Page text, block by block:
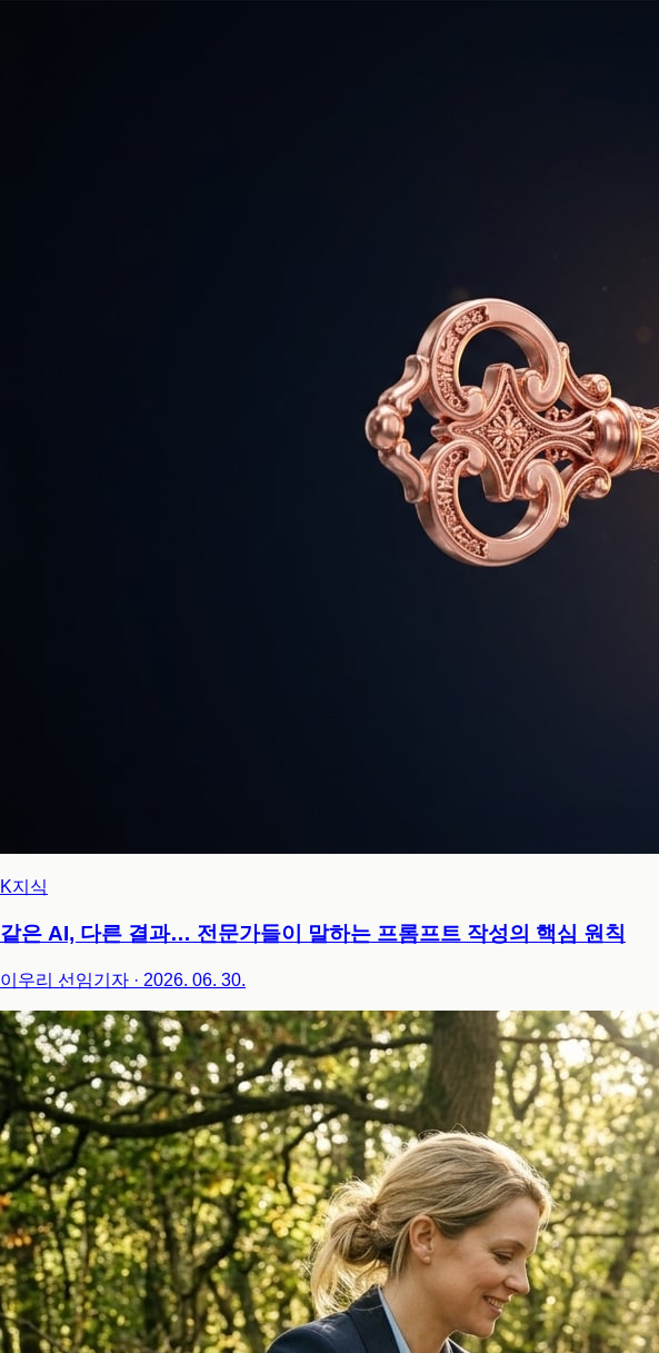
K지식
같은 AI, 다른 결과… 전문가들이 말하는 프롬프트 작성의 핵심 원칙
이우리 선임기자 · 2026. 06. 30.